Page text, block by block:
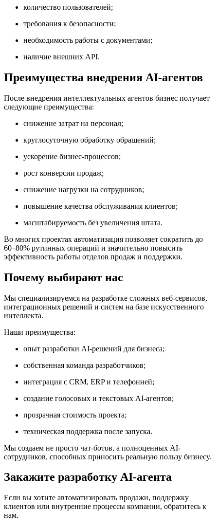
количество пользователей;
требования к безопасности;
необходимость работы с документами;
наличие внешних API.
Преимущества внедрения AI-агентов
После внедрения интеллектуальных агентов бизнес получает
следующие преимущества:
снижение затрат на персонал;
круглосуточную обработку обращений;
ускорение бизнес-процессов;
рост конверсии продаж;
снижение нагрузки на сотрудников;
повышение качества обслуживания клиентов;
масштабируемость без увеличения штата.
Во многих проектах автоматизация позволяет сократить до
60–80% рутинных операций и значительно повысить
эффективность работы отделов продаж и поддержки.
Почему выбирают нас
Мы специализируемся на разработке сложных веб-сервисов,
интеграционных решений и систем на базе искусственного
интеллекта.
Наши преимущества:
опыт разработки AI-решений для бизнеса;
собственная команда разработчиков;
интеграция с CRM, ERP и телефонией;
создание голосовых и текстовых AI-агентов;
прозрачная стоимость проекта;
техническая поддержка после запуска.
Мы создаем не просто чат-ботов, а полноценных AI-
сотрудников, способных приносить реальную пользу бизнесу.
Закажите разработку AI-агента
Если вы хотите автоматизировать продажи, поддержку
клиентов или внутренние процессы компании, обратитесь к
нам.